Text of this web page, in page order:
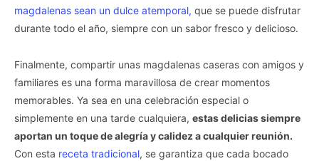
magdalenas sean un dulce atemporal, que se puede disfrutar
durante todo el año, siempre con un sabor fresco y delicioso.
Finalmente, compartir unas magdalenas caseras con amigos y
familiares es una forma maravillosa de crear momentos
memorables. Ya sea en una celebración especial o
simplemente en una tarde cualquiera, estas delicias siempre
aportan un toque de alegría y calidez a cualquier reunión.
Con esta receta tradicional, se garantiza que cada bocado